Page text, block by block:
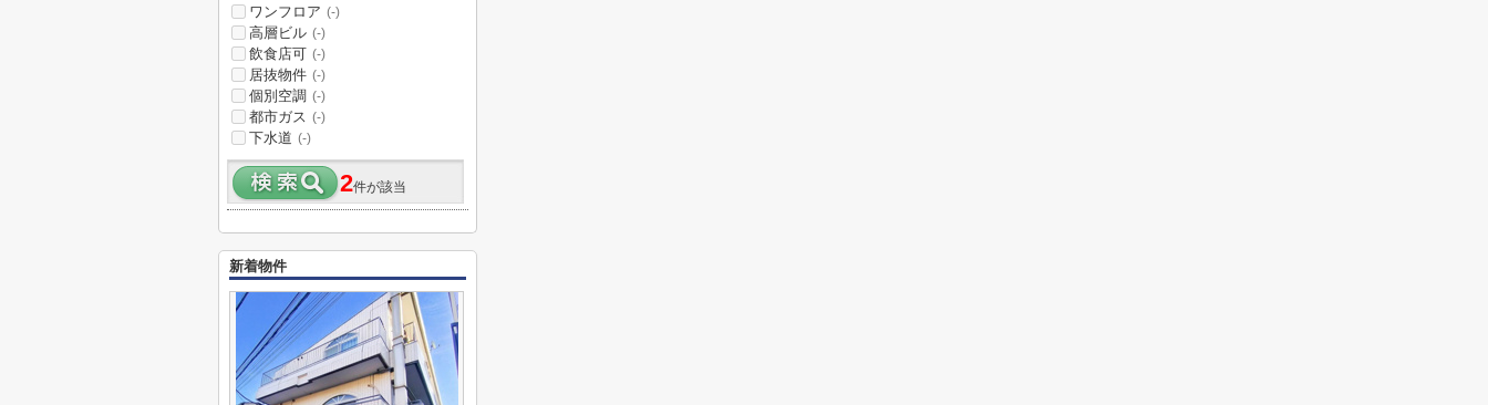
ワンフロア (-)
高層ビル (-)
飲食店可 (-)
居抜物件 (-)
個別空調 (-)
都市ガス (-)
下水道 (-)
2件が該当
新着物件